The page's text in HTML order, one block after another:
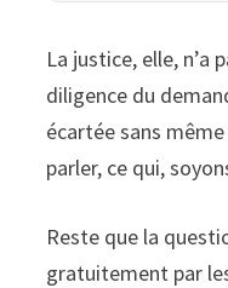
La justice, elle, n’a
diligence du
écartée sans
parler, ce qui,
Reste que la
gratuitement par